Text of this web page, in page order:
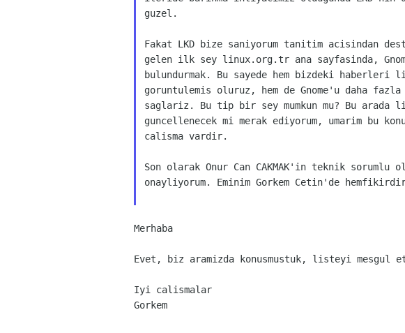
guzel.
Fakat LKD bize saniyorum tanitim acisindan
gelen ilk sey linux.org.tr ana sayfasinda,
bulundurmak. Bu sayede hem bizdeki
goruntulemis oluruz, hem de Gnome'u daha
saglariz. Bu tip bir sey mumkun mu? Bu arada
guncellenecek mi merak ediyorum, umarim bu
calisma vardir.
Son olarak Onur Can CAKMAK'in teknik sorumlu
onayliyorum. Eminim Gorkem Cetin'de
Merhaba
Evet, biz aramizda konusmustuk, listeyi mesgul
Iyi calismalar
Gorkem